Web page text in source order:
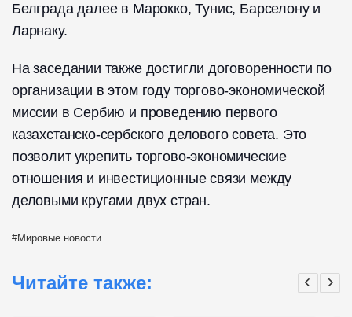
Белграда далее в Марокко, Тунис, Барселону и
Ларнаку.
На заседании также достигли договоренности по
организации в этом году торгово-экономической
миссии в Сербию и проведению первого
казахстанско-сербского делового совета. Это
позволит укрепить торгово-экономические
отношения и инвестиционные связи между
деловыми кругами двух стран.
Мировые новости
Читайте также: